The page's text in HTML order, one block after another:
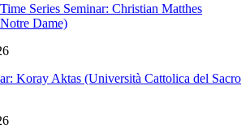
Series Seminar: Christian Matthes
Dame)
Koray Aktas (Università Cattolica del Sacro